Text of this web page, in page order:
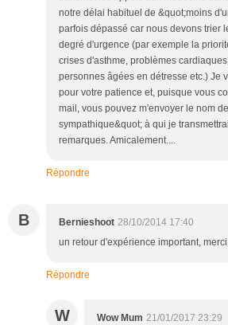
notre délai habituel de &quot;moins
parfois dépassé car nous devons trier
degré d'urgence (par exemple la
crises d'asthme, problèmes
personnes âgées en détresse etc.) Je
pour votre patience et, puisque vous
mail, vous pouvez m'envoyer le nom
sympathique&quot; à qui je
remarques. Amicalement....
Répondre
B Bernieshoot 28/10/2014 17:40
un retour d'expérience important,
Répondre
W Wow Mum 21/01/2017 23:29